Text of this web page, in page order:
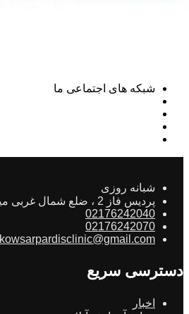
شبکه های اجتماعی ما
شبانه روزی
پردیس فاز 2 ، ضلع شمال غربی میدان امام
02176242040
02176242070
kowsarpardisclinic@gmail.com
دسترسی سریع
اخبار